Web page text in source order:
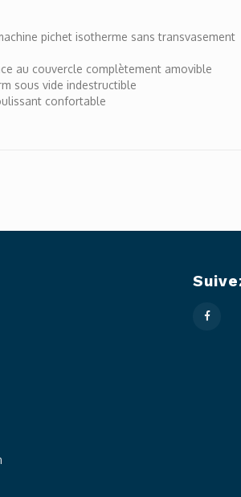
pichet isotherme sans transvasement
au couvercle complètement amovible
sous vide indestructible
confortable